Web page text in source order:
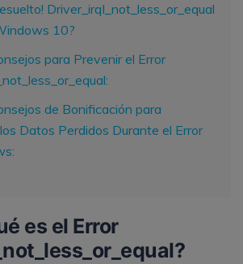
Driver_irql_not_less_or_equal
10?
para Prevenir el Error
de Bonificación para
Datos Perdidos Durante el Error
es el Error